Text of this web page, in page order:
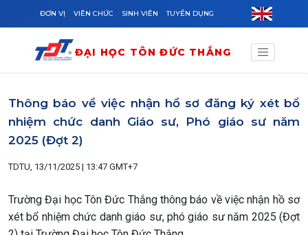
Skip to main content
ĐƠN VỊ VIÊN CHỨC SINH VIÊN TUYỂN DỤNG
ĐẠI HỌC TÔN ĐỨC THẮNG
Thông báo về việc nhận hồ sơ đăng ký xét bổ
nhiệm chức danh Giáo sư, Phó giáo sư năm
2025 (Đợt 2)
TDTU, 13/11/2025 | 13:47 GMT+7
Trường Đại học Tôn Đức Thắng thông báo về việc nhận hồ sơ
xét bổ nhiệm chức danh giáo sư, phó giáo sư năm 2025 (Đợt